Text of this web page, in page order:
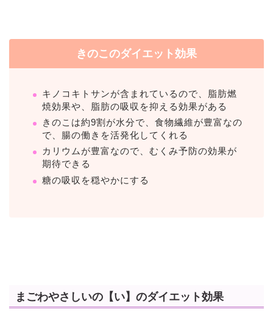
きのこのダイエット効果
キノコキトサンが含まれているので、脂肪燃
焼効果や、脂肪の吸収を抑える効果がある
きのこは約9割が水分で、食物繊維が豊富なの
で、腸の働きを活発化してくれる
カリウムが豊富なので、むくみ予防の効果が
期待できる
糖の吸収を穏やかにする
まごわやさしいの【い】のダイエット効果